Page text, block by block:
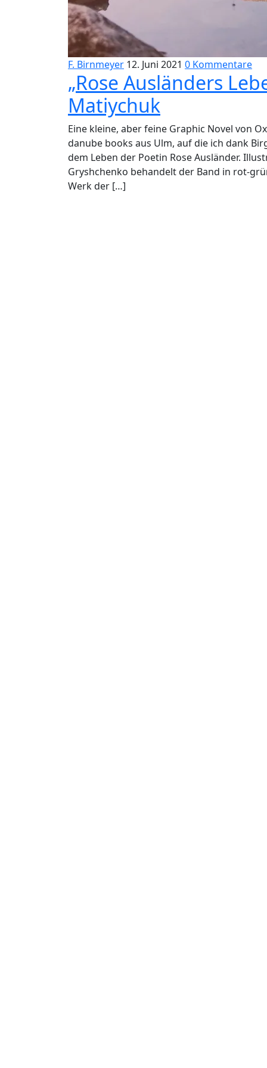
F. Birnmeyer 12. Juni 2021 0 Kommentare
„Rose Ausländers
Matiychuk
Eine kleine, aber feine Graphic Novel von
danube books aus Ulm, auf die ich dank
dem Leben der Poetin Rose Ausländer.
Gryshchenko behandelt der Band in rot-
Werk der […]